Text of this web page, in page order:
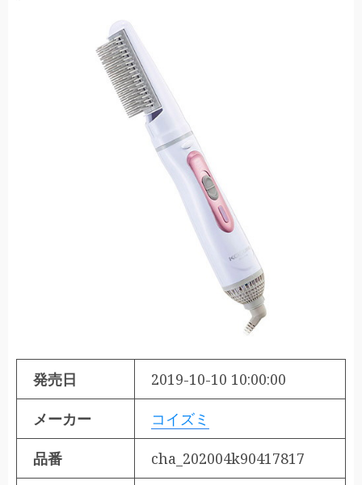
発売日 2019-10-10 10:00:00
メーカー コイズミ
品番 cha_202004k90417817